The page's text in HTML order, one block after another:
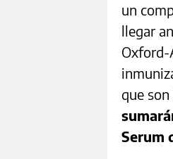
un
llegar
Oxford-
que
Serum